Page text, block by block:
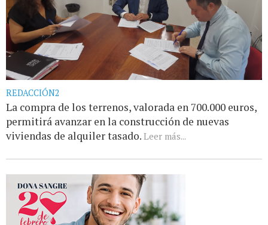
REDACCIÓN2
La compra de los terrenos, valorada en 700.000 euros,
permitirá avanzar en la construcción de nuevas
viviendas de alquiler tasado. Leer más...